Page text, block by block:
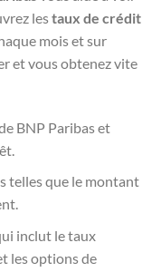
lestaux de crédit
mois et sur
et vous obtenez vite
BNP Paribas et
telles que le montant
inclut le taux
les options de